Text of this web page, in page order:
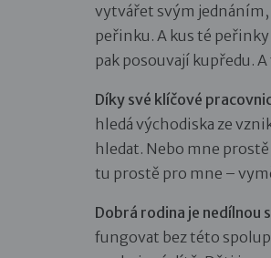
vytvářet svým
peřinku. A kus té
pak posouvají kupředu.
Díky své klíčové
hledá východiska ze
hledat. Nebo mne
tu prostě pro mne –
Dobrá rodina je nedílnou
fungovat bez této